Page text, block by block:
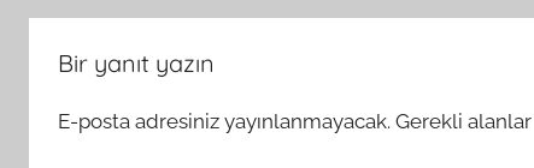
Bir yanıt yazın
E-posta adresiniz yayınlanmayacak. Gerekli alanlar